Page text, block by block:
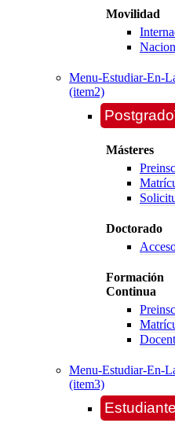
Movilidad
Menu-Estudiar-En-
(item2)
Postgrado
Másteres
Doctorado
Formación
Continua
Menu-Estudiar-En-
(item3)